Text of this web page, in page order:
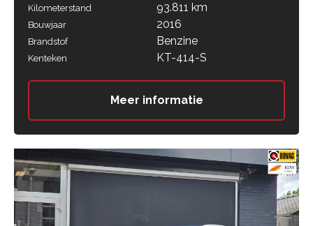
Kilometerstand 93.811 km
Bouwjaar 2016
Brandstof Benzine
Kenteken KT-414-S
Meer informatie